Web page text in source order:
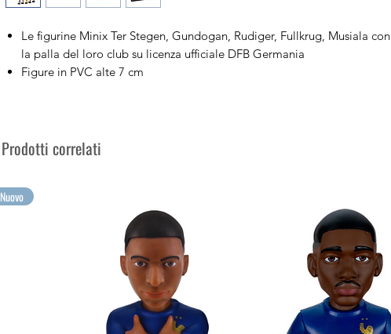
Le figurine Minix Ter Stegen, Gundogan, Rudiger, Fullkrug, Musiala con
la palla del loro club su licenza ufficiale DFB Germania
Figure in PVC alte 7 cm
Prodotti correlati
Nuovo